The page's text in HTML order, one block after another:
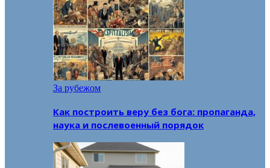
За рубежом
Как построить веру без бога: пропаганда,
наука и послевоенный порядок